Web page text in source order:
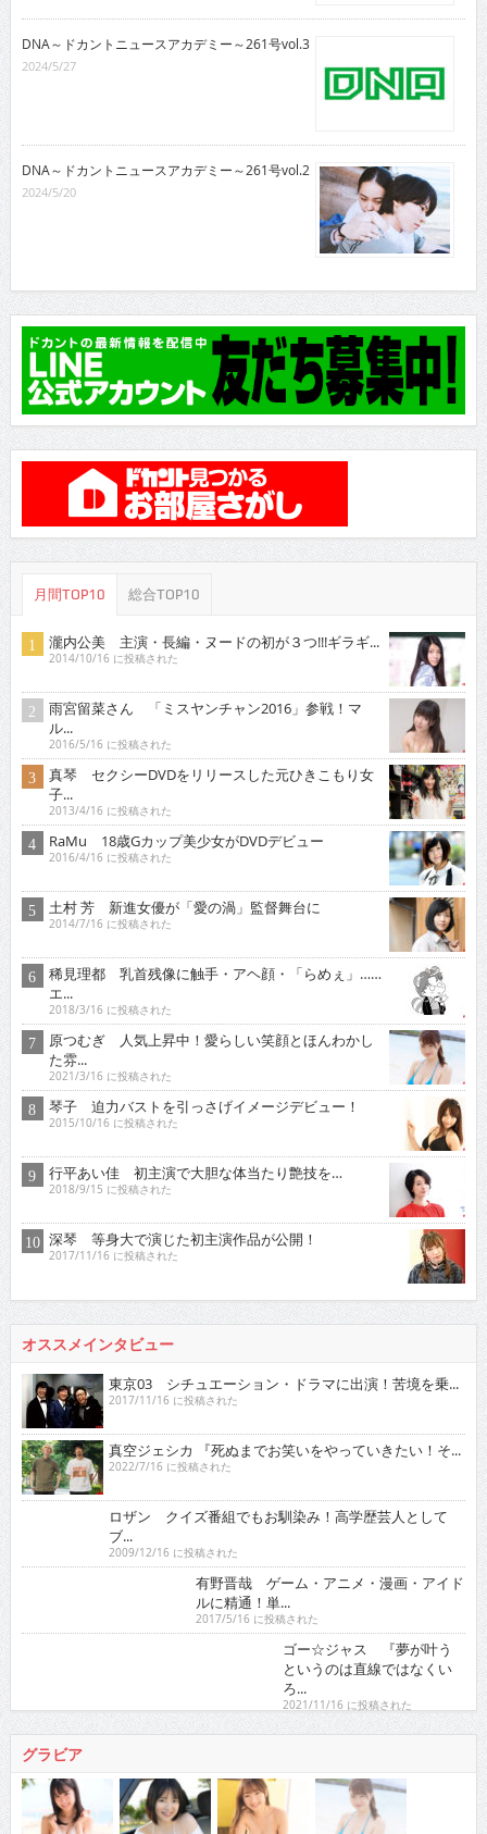
DNA～ドカントニュースアカデミー～261号vol.3
2024/5/27
DNA～ドカントニュースアカデミー～261号vol.2
2024/5/20
月間TOP10 総合TOP10
瀧内公美 主演・長編・ヌードの初が３つ!!!ギラギ...
2014/10/16 に投稿された
雨宮留菜さん 「ミスヤンチャン2016」参戦！マ
ル...
2016/5/16 に投稿された
真琴 セクシーDVDをリリースした元ひきこもり女
子...
2013/4/16 に投稿された
RaMu 18歳Gカップ美少女がDVDデビュー
2016/4/16 に投稿された
土村 芳 新進女優が「愛の渦」監督舞台に
2014/7/16 に投稿された
稀見理都 乳首残像に触手・アヘ顔・「らめぇ」……
エ...
2018/3/16 に投稿された
原つむぎ 人気上昇中！愛らしい笑顔とほんわかし
た雰...
2021/3/16 に投稿された
琴子 迫力バストを引っさげイメージデビュー！
2015/10/16 に投稿された
行平あい佳 初主演で大胆な体当たり艶技を…
2018/9/15 に投稿された
深琴 等身大で演じた初主演作品が公開！
2017/11/16 に投稿された
オススメインタビュー
東京03 シチュエーション・ドラマに出演！苦境を乗...
2017/11/16 に投稿された
真空ジェシカ 『死ぬまでお笑いをやっていきたい！そ...
2022/7/16 に投稿された
ロザン クイズ番組でもお馴染み！高学歴芸人として
ブ...
2009/12/16 に投稿された
有野晋哉 ゲーム・アニメ・漫画・アイドルに精通！
2017/5/16 に投稿された
ゴー☆ジャス 『夢が叶うというのは直線ではなくい
グラビア